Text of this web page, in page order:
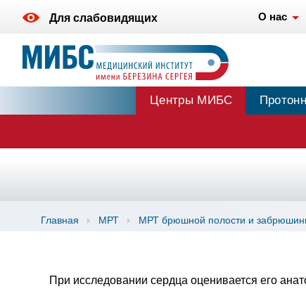
Для слабовидящих О нас
Центры МИБС
Главная МРТ МРТ брюшной полости и
При исследовании сердца оценивается его